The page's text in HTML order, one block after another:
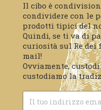
Il cibo è
condividere con le
prodotti tipici del
Quindi, se ti va di
curiosità sul Re dei
mail!
Ovviamente,
custodiamo la